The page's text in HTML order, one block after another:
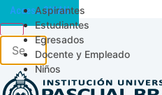
Aspirantes
Estudiantes
Egresados
Docente y Empleado
Niños
Acceso SICAU